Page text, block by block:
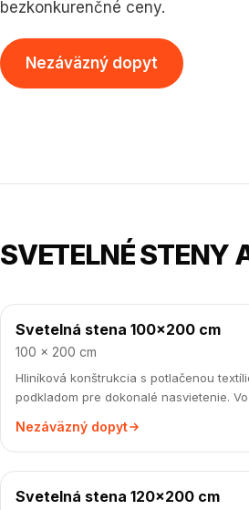
bezkonkurenčné ceny.
Nezáväzný dopyt
SVETELNÉ STENY
od 540 €
Svetelná stena 100×200 cm
100 × 200 cm
Hliníková konštrukcia s potlačenou
podkladom pre dokonalé nasvietenie.
Nezáväzný dopyt
od 593 €
Svetelná stena 120×200 cm